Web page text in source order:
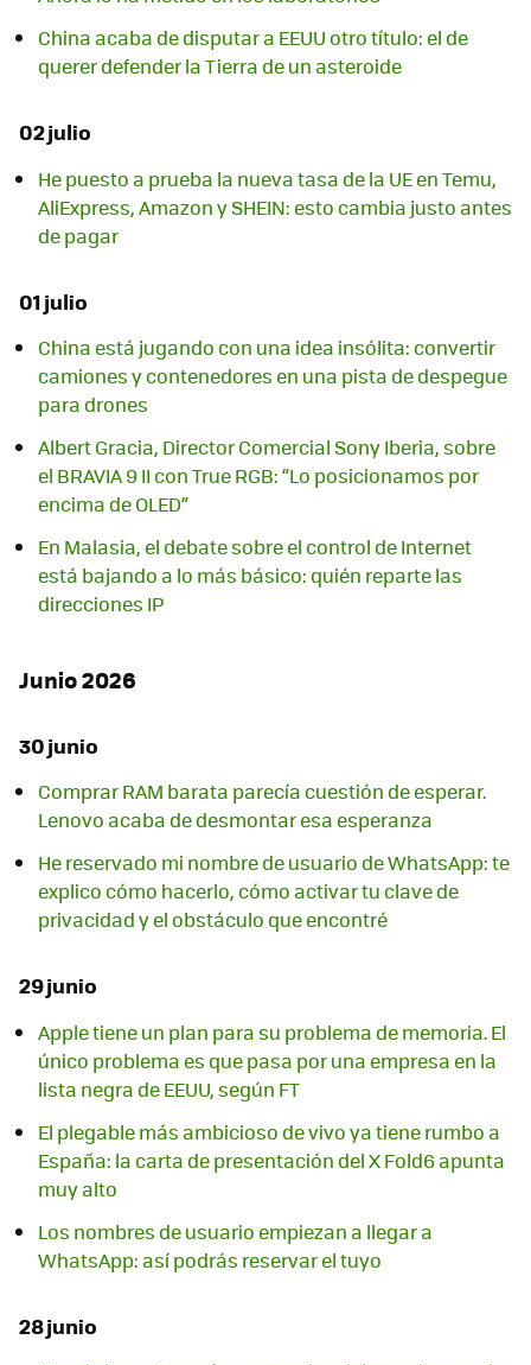
China acaba de disputar a EEUU otro título: el de
querer defender la Tierra de un asteroide
02 julio
He puesto a prueba la nueva tasa de la UE en Temu,
AliExpress, Amazon y SHEIN: esto cambia justo antes
de pagar
01 julio
China está jugando con una idea insólita: convertir
camiones y contenedores en una pista de despegue
para drones
Albert Gracia, Director Comercial Sony Iberia, sobre
el BRAVIA 9 II con True RGB: “Lo posicionamos por
encima de OLED”
En Malasia, el debate sobre el control de Internet
está bajando a lo más básico: quién reparte las
direcciones IP
Junio 2026
30 junio
Comprar RAM barata parecía cuestión de esperar.
Lenovo acaba de desmontar esa esperanza
He reservado mi nombre de usuario de WhatsApp: te
explico cómo hacerlo, cómo activar tu clave de
privacidad y el obstáculo que encontré
29 junio
Apple tiene un plan para su problema de memoria. El
único problema es que pasa por una empresa en la
lista negra de EEUU, según FT
El plegable más ambicioso de vivo ya tiene rumbo a
España: la carta de presentación del X Fold6 apunta
muy alto
Los nombres de usuario empiezan a llegar a
WhatsApp: así podrás reservar el tuyo
28 junio